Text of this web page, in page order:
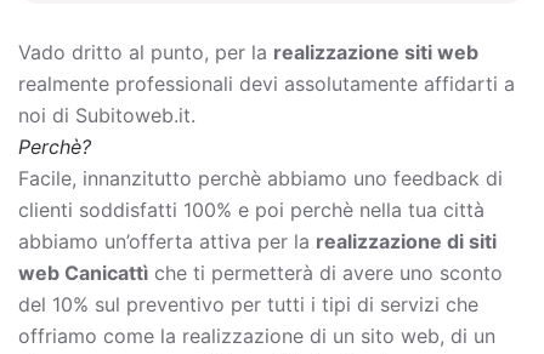
Vado dritto al punto, per la realizzazione siti web
realmente professionali devi assolutamente affidarti a
noi di Subitoweb.it.
Perchè?
Facile, innanzitutto perchè abbiamo uno feedback di
clienti soddisfatti 100% e poi perchè nella tua città
abbiamo un’offerta attiva per la realizzazione di siti
web Canicattì che ti permetterà di avere uno sconto
del 10% sul preventivo per tutti i tipi di servizi che
offriamo come la realizzazione di un sito web, di un